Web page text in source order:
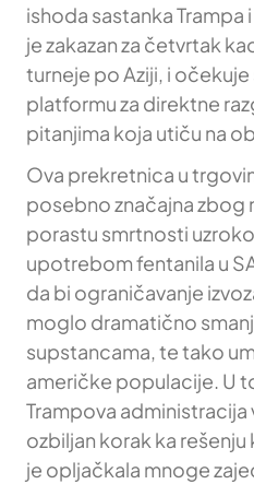
ishoda sastanka Trampa
je zakazan za četvrtak
turneje po Aziji, i
platformu za direktne
pitanjima koja utiču na
Ova prekretnica u
posebno značajna zbog
porastu smrtnosti
upotrebom fentanila u
da bi ograničavanje
moglo dramatično
supstancama, te tako
američke populacije. U
Trampova administracija
ozbiljan korak ka rešenju
je opljačkala mnoge